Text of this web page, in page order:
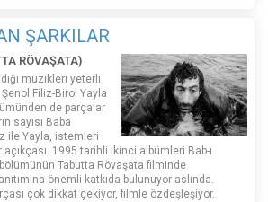
ŞARKILAR
RÖVAŞATA)
müzikleri yeterli
Filiz-Birol Yayla
de parçalar
sayısı Baba
ile Yayla, istemleri
açıkçası. 1995 tarihli ikinci albümleri Bab-ı
bölümünün Tabutta Rövaşata filminde
önemli katkıda bulunuyor aslında.
çok dikkat çekiyor, filmle özdeşleşiyor.